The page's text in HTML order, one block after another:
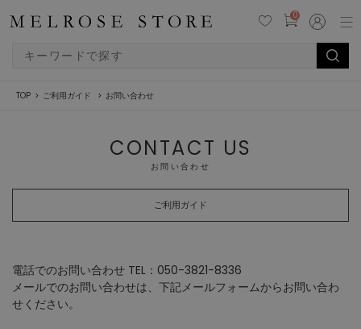
0
TOP ご利用ガイド お問い合わせ
CONTACT US
お問い合わせ
ご利用ガイド
電話でのお問い合わせ TEL：050-3821-8336
メールでのお問い合わせは、下記メールフォームからお問い合わ
せください。